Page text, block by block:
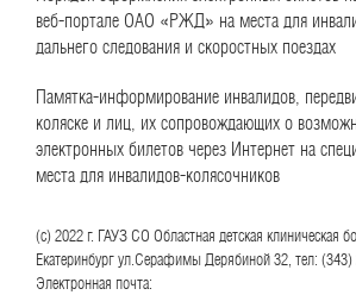
веб-портале ОАО «РЖД» на места для
дальнего следования и скоростных поездах
Памятка-информирование инвалидов,
коляске и лиц, их сопровождающих о
электронных билетов через Интернет на
места для инвалидов-колясочников
(с) 2022 г. ГАУЗ СО Областная детская клиническая
Екатеринбург ул.Серафимы Дерябиной 32, тел:
Электронная почта: